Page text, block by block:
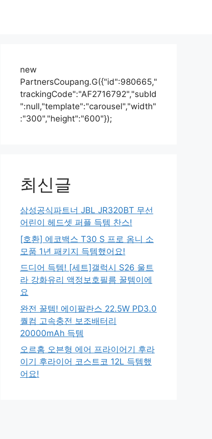
new
PartnersCoupang.G({"id":980665,"
trackingCode":"AF2716792","subId
":null,"template":"carousel","width"
:"300","height":"600"});
최신글
삼성공식파트너 JBL JR320BT 무선
어린이 헤드셋 퍼플 득템 찬스!
[호환] 에코백스 T30 S 프로 옴니 소
모품 1년 패키지 득템했어요!
드디어 득템! [세트]갤럭시 S26 울트
라 강화유리 액정보호필름 꿀템이에
요
완전 꿀템! 에이팔란스 22.5W PD3.0
퀄컴 고속충전 보조배터리
20000mAh 득템
오르홈 오븐형 에어 프라이어기 후라
이기 후라이어 코스트코 12L 득템했
어요!